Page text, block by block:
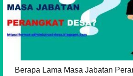
Berapa Lama Masa Jabatan